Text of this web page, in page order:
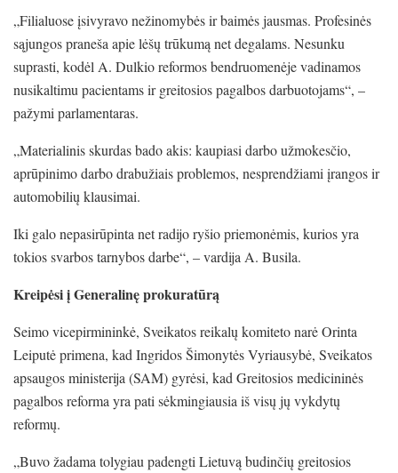
„Filialuose įsivyravo nežinomybės ir baimės jausmas. Profesinės
sąjungos praneša apie lėšų trūkumą net degalams. Nesunku
suprasti, kodėl A. Dulkio reformos bendruomenėje vadinamos
nusikaltimu pacientams ir greitosios pagalbos darbuotojams“, –
pažymi parlamentaras.
„Materialinis skurdas bado akis: kaupiasi darbo užmokesčio,
aprūpinimo darbo drabužiais problemos, nesprendžiami įrangos ir
automobilių klausimai.
Iki galo nepasirūpinta net radijo ryšio priemonėmis, kurios yra
tokios svarbos tarnybos darbe“, – vardija A. Busila.
Kreipėsi į Generalinę prokuratūrą
Seimo vicepirmininkė, Sveikatos reikalų komiteto narė Orinta
Leiputė primena, kad Ingridos Šimonytės Vyriausybė, Sveikatos
apsaugos ministerija (SAM) gyrėsi, kad Greitosios medicininės
pagalbos reforma yra pati sėkmingiausia iš visų jų vykdytų
reformų.
„Buvo žadama tolygiau padengti Lietuvą budinčių greitosios